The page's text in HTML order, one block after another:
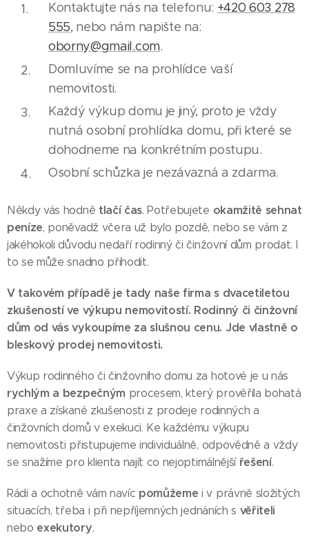
Kontaktujte nás na telefonu: +420 603 278
555, nebo nám napište na:
oborny@gmail.com.
Domluvíme se na prohlídce vaší
nemovitosti.
Každý výkup domu je jiný, proto je vždy
nutná osobní prohlídka domu, při které se
dohodneme na konkrétním postupu.
Osobní schůzka je nezávazná a zdarma.
Někdy vás hodně tlačí čas. Potřebujete okamžitě sehnat
peníze, poněvadž včera už bylo pozdě, nebo se vám z
jakéhokoli důvodu nedaří rodinný či činžovní dům prodat. I
to se může snadno přihodit.
V takovém případě je tady naše firma s dvacetiletou
zkušeností ve výkupu nemovitostí. Rodinný či činžovní
dům od vás vykoupíme za slušnou cenu. Jde vlastně o
bleskový prodej nemovitosti.
Výkup rodinného či činžovního domu za hotové je u nás
rychlým a bezpečným procesem, který prověřila bohatá
praxe a získané zkušenosti z prodeje rodinných a
činžovních domů v exekuci. Ke každému výkupu
nemovitosti přistupujeme individuálně, odpovědně a vždy
se snažíme pro klienta najít co nejoptimálnější řešení.
Rádi a ochotně vám navíc pomůžemei v právně složitých
situacích, třeba i při nepříjemných jednáních s věřiteli
nebo exekutory.